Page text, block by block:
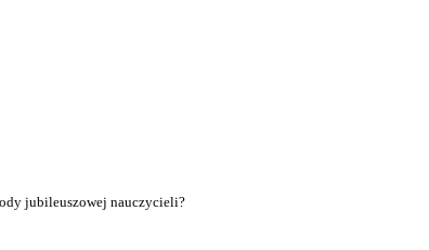
jubileuszowej nauczycieli?